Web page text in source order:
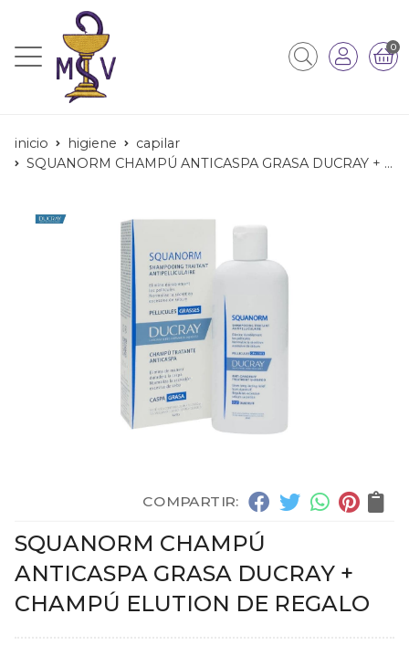
0
inicio higiene
capilar
SQUANORM CHAMPÚ ANTICASPA GRASA DUCRAY + CHAMPÚ ELUTION DE REGALO
COMPARTIR:
SQUANORM CHAMPÚ
ANTICASPA GRASA DUCRAY +
CHAMPÚ ELUTION DE REGALO